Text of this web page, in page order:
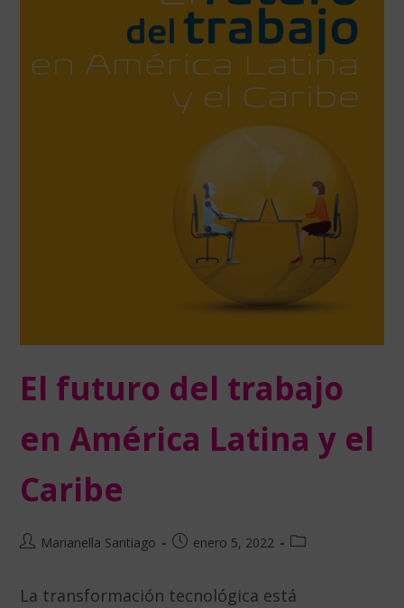
El futuro del trabajo
en América Latina y el
Caribe
Marianella Santiago enero 5, 2022
La transformación tecnológica está